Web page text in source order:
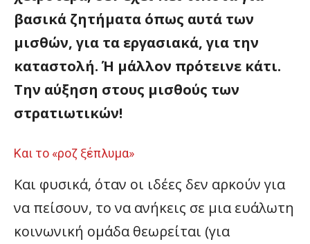
βασικά ζητήματα όπως αυτά των
μισθών, για τα εργασιακά, για την
καταστολή. Ή μάλλον πρότεινε κάτι.
Την αύξηση στους μισθούς των
στρατιωτικών!
Και το «ροζ ξέπλυμα»
Και φυσικά, όταν οι ιδέες δεν αρκούν για
να πείσουν, το να ανήκεις σε μια ευάλωτη
κοινωνική ομάδα θεωρείται (για